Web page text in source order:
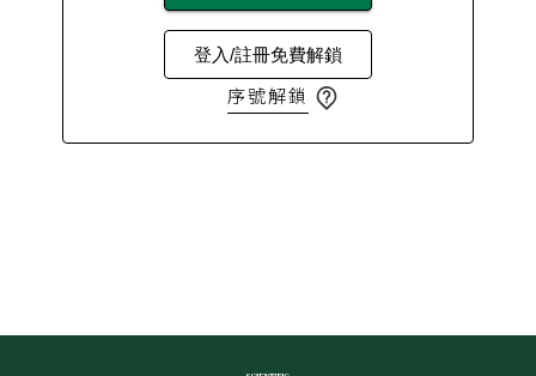
登入/註冊免費解鎖
序號解鎖